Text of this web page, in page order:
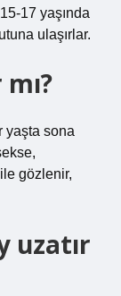
17 yaşında
ulaşırlar.
yaşta sona
gözlenir,
uzatır